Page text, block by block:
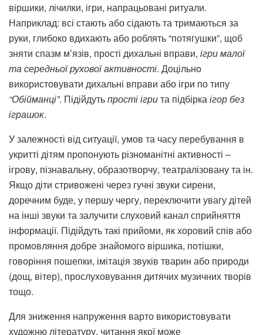
віршики, лічилки, ігри, напрацьовані ритуали.
Наприклад: всі стають або сідають та тримаються за
руки, глибоко вдихають або роблять “потягушки”, щоб
зняти спазм м’язів, прості дихальні вправи, ігри малої
та середньої рухової активності. Доцільно
використовувати дихальні вправи або ігри по типу
“Обійманці”. Підійдутьпрості ігрита підбіркаігор без
іграшок.
У залежності від ситуації, умов та часу перебування в
укритті дітям пропонують різноманітні активності –
ігрову, пізнавальну, образотворчу, театралізовану та ін.
Якщо діти стривожені через гучні звуки сирени,
доречним буде, у першу чергу, переключити увагу дітей
на інші звуки та залучити слуховий канал сприйняття
інформації. Підійдуть такі прийоми, як хоровий спів або
промовляння добре знайомого віршика, потішки,
говоріння пошепки, імітація звуків тварин або природи
(дощ, вітер), прослуховування дитячих музичних творів
тощо.
Для зниження напруження варто використовувати
художню літературу, читання якої може